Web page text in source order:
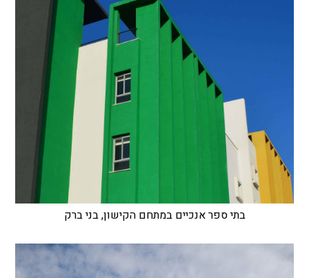
בתי ספר אנכיים במתחם הקישון, בני ברק